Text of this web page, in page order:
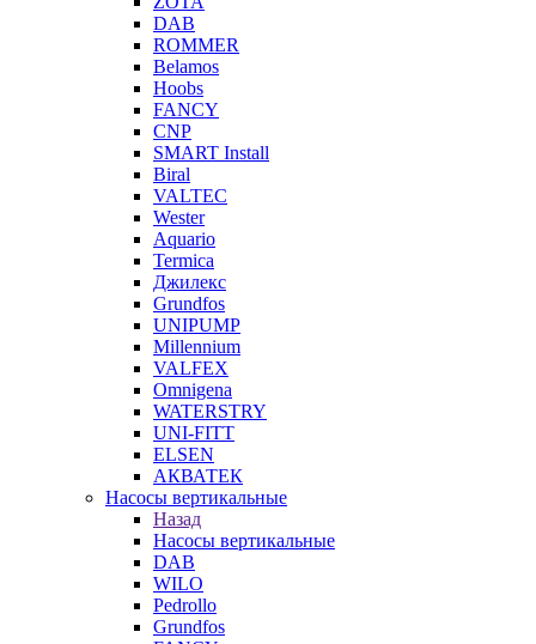
DAB
ROMMER
Belamos
Hoobs
FANCY
CNP
SMART Install
Biral
VALTEC
Wester
Aquario
Termica
Джилекс
Grundfos
UNIPUMP
Millennium
VALFEX
Omnigena
WATERSTRY
UNI-FITT
ELSEN
АКВАТЕК
Насосы вертикальные
Назад
Насосы вертикальные
DAB
WILO
Pedrollo
Grundfos